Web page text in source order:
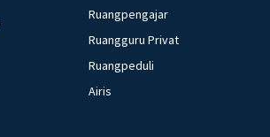
Ruangpengajar
Ruangguru Privat
Ruangpeduli
Airis